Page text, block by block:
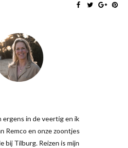
ergens in de veertig en ik
Remco en onze zoontjes
bij Tilburg. Reizen is mijn